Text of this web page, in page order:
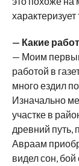
— Какие
— Моим
работой в
много ездил
Изначально
участке в
древний путь,
Авраам
видел сон,